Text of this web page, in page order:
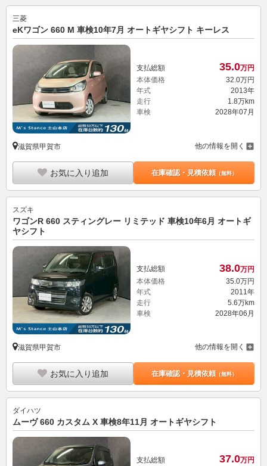
三菱
eKワゴン 660 M 車検10年7月 オートギヤシフト キーレス
支払総額 35.0万円
本体価格
32.0万円
年式
2013年
走行
1.8万km
車検
2028年07月
滋賀県甲賀市 他の情報を開く
お気に入り追加 在庫確認・見積依頼（無料）
スズキ
ワゴンR 660 スティングレー リミテッド 車検10年6月 オートギ
ヤシフト
支払総額 38.0万円
本体価格
35. 0万円
年式
2011年
走行
5.6万km
車検
2028年06月
滋賀県甲賀市 他の情報を開く
お気に入り追加 在庫確認・見積依頼（無料）
ダイハツ
ムーヴ 660 カスタム X 車検8年11月 オートギヤシフト
支払総額 37.0万円